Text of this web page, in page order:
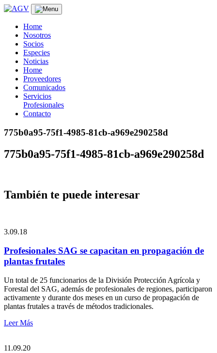
Skip
contentHome
Nosotros
Socios
Especies
Noticias
Home
Proveedores
Comunicados
Servicios
Profesionales
Contacto
775b0a95-75f1-4985-81cb-a969e290258d
775b0a95-75f1-4985-81cb-a969e290258d
También te puede interesar
3.09.18
Profesionales SAG se capacitan en propagación de
plantas frutales
Un total de 25 funcionarios de la División Protección Agrícola y
Forestal del SAG, además de profesionales de regiones, participaron
activamente y durante dos meses en un curso de propagación de
plantas frutales a través de métodos tradicionales.
Leer Más
11.09.20